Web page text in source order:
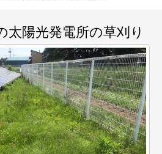
太陽光発電所の草刈り